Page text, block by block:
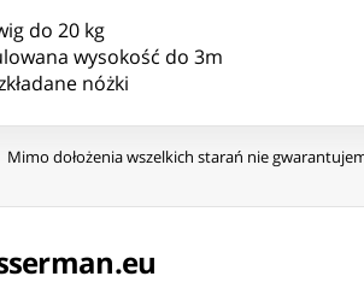
do 20 kg
wysokość do 3m
nóżki
Mimo dołożenia wszelkich starań nie